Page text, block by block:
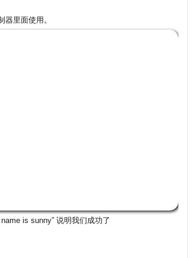
里面使用。
is sunny” 说明我们成功了